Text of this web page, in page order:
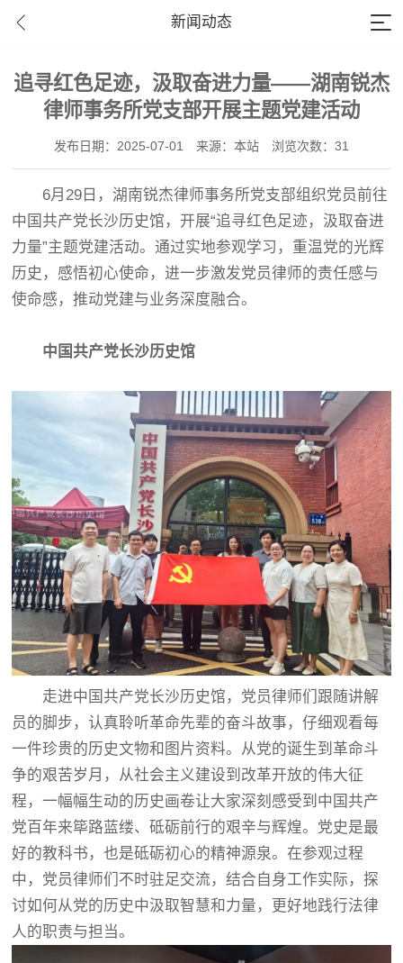
新闻动态
追寻红色足迹，汲取奋进力量——湖南锐杰
律师事务所党支部开展主题党建活动
发布日期：2025-07-01 来源：本站 浏览次数：31
6月29日，湖南锐杰律师事务所党支部组织党员前往
中国共产党长沙历史馆，开展“追寻红色足迹，汲取奋进
力量”主题党建活动。通过实地参观学习，重温党的光辉
历史，感悟初心使命，进一步激发党员律师的责任感与
使命感，推动党建与业务深度融合。
中国共产党长沙历史馆
走进中国共产党长沙历史馆，党员律师们跟随讲解
员的脚步，认真聆听革命先辈的奋斗故事，仔细观看每
一件珍贵的历史文物和图片资料。从党的诞生到革命斗
争的艰苦岁月，从社会主义建设到改革开放的伟大征
程，一幅幅生动的历史画卷让大家深刻感受到中国共产
党百年来筚路蓝缕、砥砺前行的艰辛与辉煌。党史是最
好的教科书，也是砥砺初心的精神源泉。在参观过程
中，党员律师们不时驻足交流，结合自身工作实际，探
讨如何从党的历史中汲取智慧和力量，更好地践行法律
人的职责与担当。